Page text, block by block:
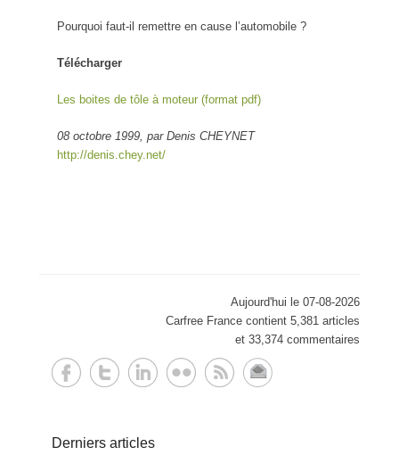
Pourquoi faut-il remettre en cause l’automobile ?
Télécharger
Les boites de tôle à moteur (format pdf)
08 octobre 1999, par Denis CHEYNET
http://denis.chey.net/
Aujourd'hui le 07-08-2026
Carfree France contient 5,381 articles
et 33,374 commentaires
Derniers articles